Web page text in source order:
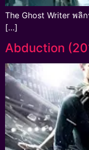
The Ghost Writer พลิ
[…]
Abduction